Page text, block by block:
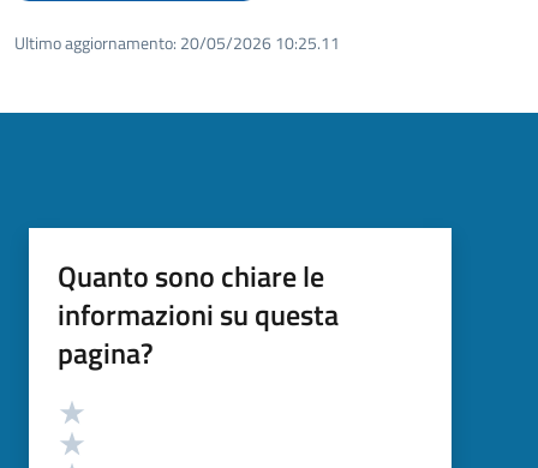
Ultimo aggiornamento: 20/05/2026 10:25.11
Quanto sono chiare le
informazioni su questa
pagina?
Valutazione